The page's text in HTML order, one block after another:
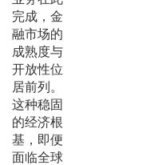
完成，金
融市场的
成熟度与
开放性位
居前列。
这种稳固
的经济根
基，即便
面临全球